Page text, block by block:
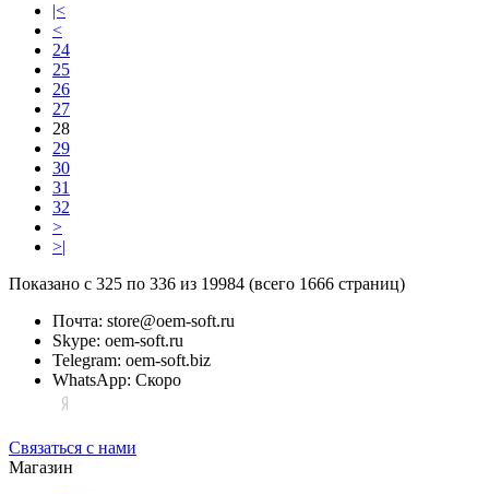
|<
<
24
25
26
27
28
29
30
31
32
>
>|
Показано с 325 по 336 из 19984 (всего 1666 страниц)
Почта: store@oem-soft.ru
Skype: oem-soft.ru
Telegram: oem-soft.biz
WhatsApp: Скоро
Связаться с нами
Магазин